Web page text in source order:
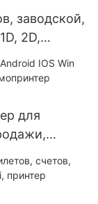
заводской,
2D,
USB
для
58 мм